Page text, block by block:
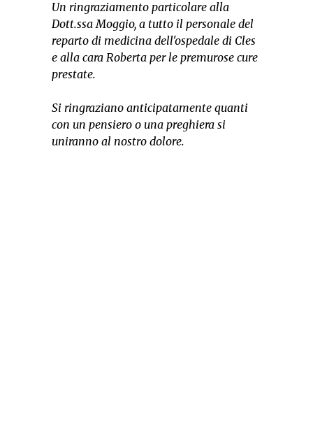
Un ringraziamento particolare alla
Dott.ssa Moggio, a tutto il personale del
reparto di medicina dell'ospedale di Cles
e alla cara Roberta per le premurose cure
prestate.
Si ringraziano anticipatamente quanti
con un pensiero o una preghiera si
uniranno al nostro dolore.